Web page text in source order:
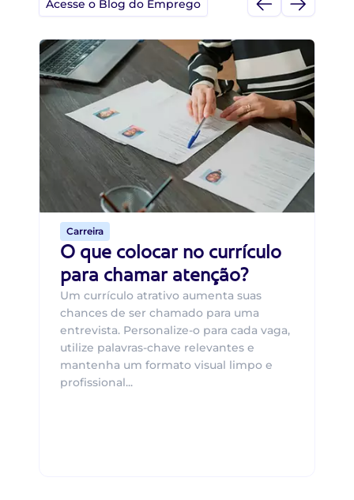
Acesse o Blog do Emprego
Carreira
O que colocar no currículo
para chamar atenção?
Um currículo atrativo aumenta suas
chances de ser chamado para uma
entrevista. Personalize-o para cada vaga,
utilize palavras-chave relevantes e
mantenha um formato visual limpo e
profissional...